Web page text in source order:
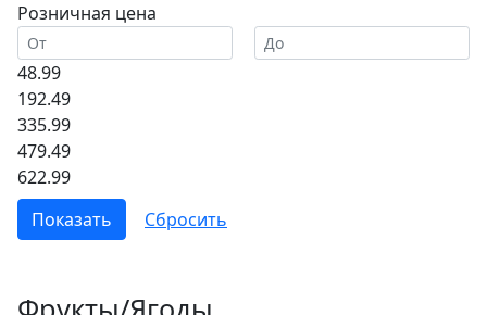
Розничная цена
48.99
192.49
335.99
479.49
622.99